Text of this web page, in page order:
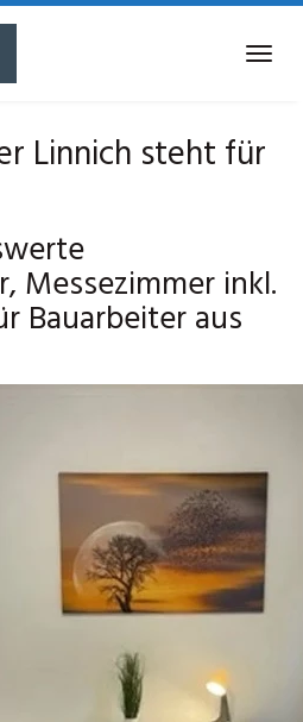
Linnich steht für
Messezimmer inkl.
Bauarbeiter aus